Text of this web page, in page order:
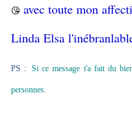
😘 avec toute mon
Linda Elsa
PS : Si ce message t'a fait du
personnes.